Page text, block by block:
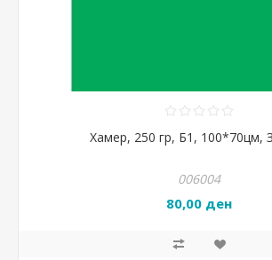
Хамер, 250 гр, Б1, 100*70цм,
006004
80,00 ден